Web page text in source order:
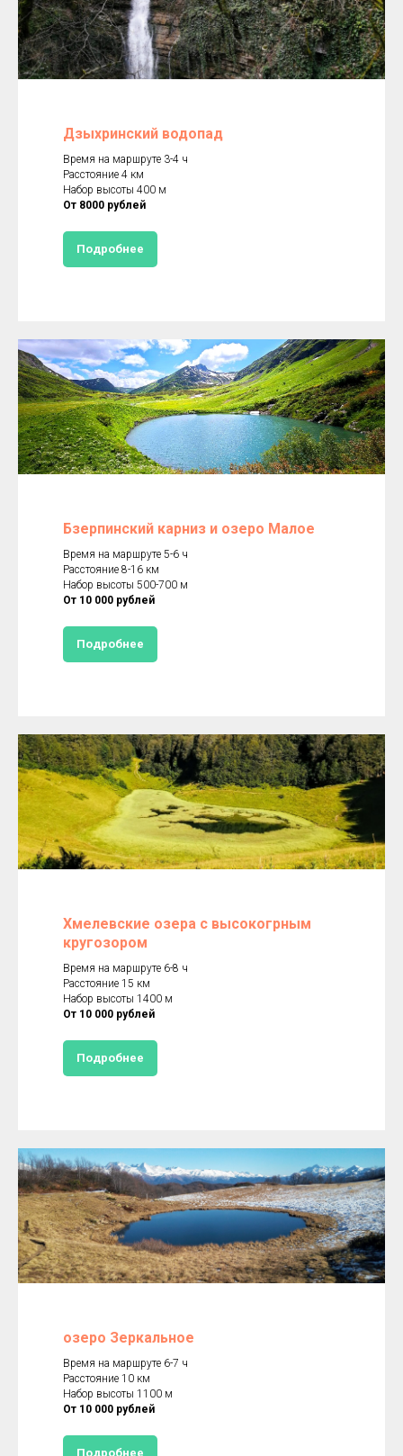
Дзыхринский водопад
Время на маршруте 3-4 ч
Расстояние 4 км
Набор высоты 400 м
От 8000 рублей
Подробнее
Бзерпинский карниз и озеро Малое
Время на маршруте 5-6 ч
Расстояние 8-16 км
Набор высоты 500-700 м
От 10 000 рублей
Подробнее
Хмелевские озера с высокогрным
кругозором
Время на маршруте 6-8 ч
Расстояние 15 км
Набор высоты 1400 м
От 10 000 рублей
Подробнее
озеро Зеркальное
Время на маршруте 6-7 ч
Расстояние 10 км
Набор высоты 1100 м
От 10 000 рублей
Подробнее